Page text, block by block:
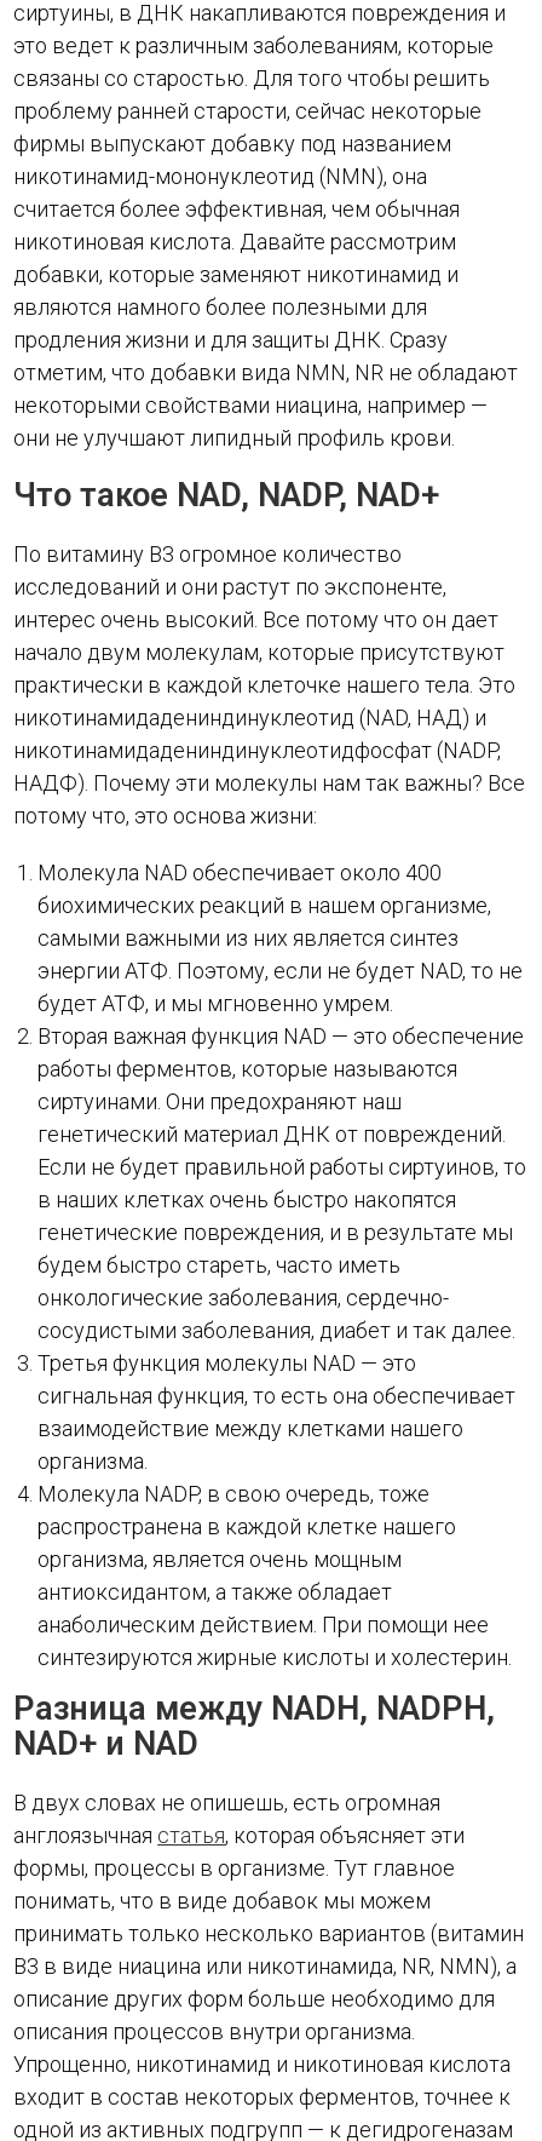
сиртуины, в ДНК накапливаются повреждения и
это ведет к различным заболеваниям, которые
связаны со старостью. Для того чтобы решить
проблему ранней старости, сейчас некоторые
фирмы выпускают добавку под названием
никотинамид-мононуклеотид (NMN), она
считается более эффективная, чем обычная
никотиновая кислота. Давайте рассмотрим
добавки, которые заменяют никотинамид и
являются намного более полезными для
продления жизни и для защиты ДНК. Сразу
отметим, что добавки вида NMN, NR не обладают
некоторыми свойствами ниацина, например —
они не улучшают липидный профиль крови.
Что такое NAD, NADP, NAD+
По витамину В3 огромное количество
исследований и они растут по экспоненте,
интерес очень высокий. Все потому что он дает
начало двум молекулам, которые присутствуют
практически в каждой клеточке нашего тела. Это
никотинамидадениндинуклеотид (NAD, НАД) и
никотинамидадениндинуклеотидфосфат (NADP,
НАДФ). Почему эти молекулы нам так важны? Все
потому что, это основа жизни:
Молекула NAD обеспечивает около 400
биохимических реакций в нашем организме,
самыми важными из них является синтез
энергии АТФ. Поэтому, если не будет NAD, то не
будет АТФ, и мы мгновенно умрем.
Вторая важная функция NAD — это обеспечение
работы ферментов, которые называются
сиртуинами. Они предохраняют наш
генетический материал ДНК от повреждений.
Если не будет правильной работы сиртуинов, то
в наших клетках очень быстро накопятся
генетические повреждения, и в результате мы
будем быстро стареть, часто иметь
онкологические заболевания, сердечно-
сосудистыми заболевания, диабет и так далее.
Третья функция молекулы NAD — это
сигнальная функция, то есть она обеспечивает
взаимодействие между клетками нашего
организма.
Молекула NADP, в свою очередь, тоже
распространена в каждой клетке нашего
организма, является очень мощным
антиоксидантом, а также обладает
анаболическим действием. При помощи нее
синтезируются жирные кислоты и холестерин.
Разница между NADH, NADPH,
NAD+ и NAD
В двух словах не опишешь, есть огромная
англоязычная статья, которая объясняет эти
формы, процессы в организме. Тут главное
понимать, что в виде добавок мы можем
принимать только несколько вариантов (витамин
В3 в виде ниацина или никотинамида, NR, NMN), а
описание других форм больше необходимо для
описания процессов внутри организма.
Упрощенно, никотинамид и никотиновая кислота
входит в состав некоторых ферментов, точнее к
одной из активных подгрупп — к дегидрогеназам